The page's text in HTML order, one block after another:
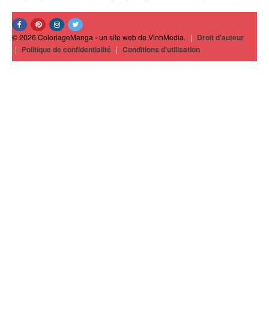
© 2026 ColoriageManga - un site web de VinhMedia. | Droit d'auteur
| Politique de confidentialité | Conditions d'utilisation